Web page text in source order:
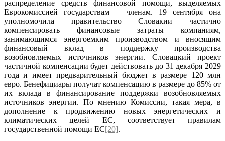
распределение средств финансовой помощи, выделяемых
Еврокомиссией государствам – членам. 19 сентября она
уполномочила правительство Словакии частично
компенсировать финансовые затраты компаниям,
занимающимся энергоемким производством и вносящим
финансовый вклад в поддержку производства
возобновляемых источников энергии. Словацкий проект
частичной компенсации будет действовать до 31 декабря 2029
года и имеет предварительный бюджет в размере 120 млн
евро. Бенефициары получат компенсацию в размере до 85% от
их вклада в финансирование поддержки возобновляемых
источников энергии. По мнению Комиссии, такая мера, в
дополнение к продвижению новых энергетических и
климатических целей ЕС, соответствует правилам
государственной помощи ЕС[20].